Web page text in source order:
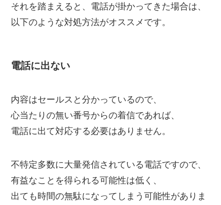
それを踏まえると、電話が掛かってきた場合は、
以下のような対処方法がオススメです。
電話に出ない
内容はセールスと分かっているので、
心当たりの無い番号からの着信であれば、
電話に出て対応する必要はありません。
不特定多数に大量発信されている電話ですので、
有益なことを得られる可能性は低く、
出ても時間の無駄になってしまう可能性がありま